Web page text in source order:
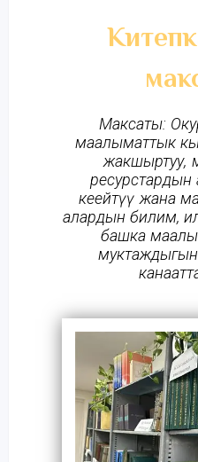
Максаты:
маалыматтык
жакшыртуу,
ресурстардын
кеңейтүү жана
алардын билим,
башка